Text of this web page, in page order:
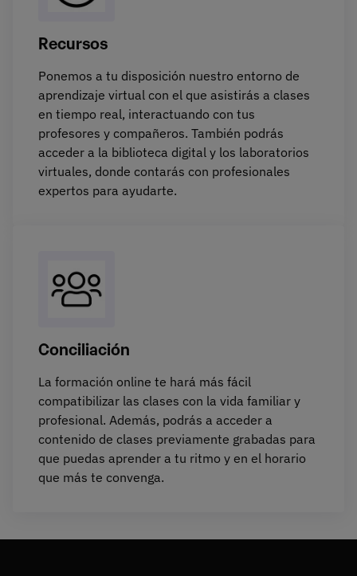
Recursos
Ponemos a tu disposición nuestro entorno de
aprendizaje virtual con el que asistirás a clases
en tiempo real, interactuando con tus
profesores y compañeros. También podrás
acceder a la biblioteca digital y los laboratorios
virtuales, donde contarás con profesionales
expertos para ayudarte.
Conciliación
La formación online te hará más fácil
compatibilizar las clases con la vida familiar y
profesional. Además, podrás a acceder a
contenido de clases previamente grabadas para
que puedas aprender a tu ritmo y en el horario
que más te convenga.